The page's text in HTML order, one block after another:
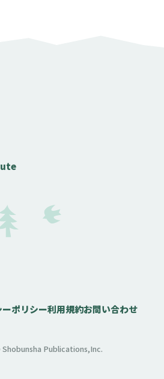
ポリシー利用規約お問い合わせ
Publications,Inc.